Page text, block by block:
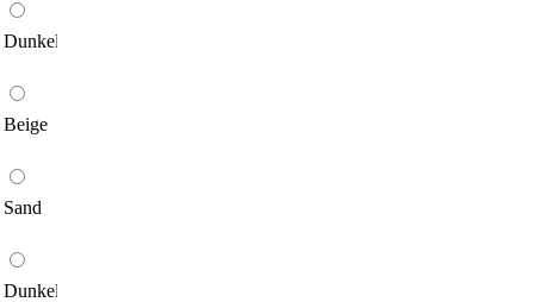
Dunkelbraun
Beige
Sand
Dunkelblau